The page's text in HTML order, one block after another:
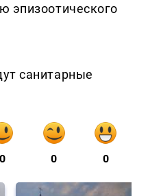
эпизоотического
санитарные
0 0 0